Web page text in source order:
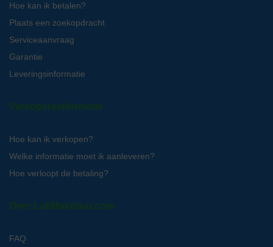
Hoe kan ik betalen?
Plaats een zoekopdracht
Serviceaanvraag
Garantie
Leveringsinformatie
Verkopersinformatie
Hoe kan ik verkopen?
Welke informatie moet ik aanleveren?
Hoe verloopt de betaling?
Over LabMakelaar.com
FAQ